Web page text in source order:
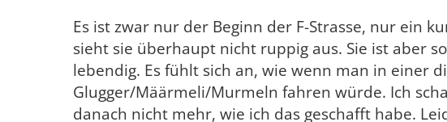
Es ist zwar nur der Beginn der F-Strasse, nur ein
sieht sie überhaupt nicht ruppig aus. Sie ist aber
lebendig. Es fühlt sich an, wie wenn man in einer
Glugger/Määrmeli/Murmeln fahren würde. Ich
danach nicht mehr, wie ich das geschafft habe.